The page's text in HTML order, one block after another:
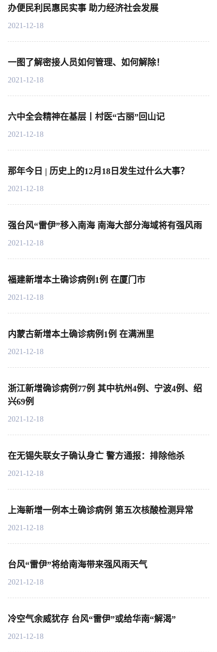
办便民利民惠民实事 助力经济社会发展
2021-12-18
一图了解密接人员如何管理、如何解除！
2021-12-18
六中全会精神在基层丨村医“古丽”回山记
2021-12-18
那年今日 | 历史上的12月18日发生过什么大事？
2021-12-18
强台风“雷伊”移入南海 南海大部分海域将有强风雨
2021-12-18
福建新增本土确诊病例1例 在厦门市
2021-12-18
内蒙古新增本土确诊病例1例 在满洲里
2021-12-18
浙江新增确诊病例77例 其中杭州4例、宁波4例、绍
兴69例
2021-12-18
在无锡失联女子确认身亡 警方通报：排除他杀
2021-12-18
上海新增一例本土确诊病例 第五次核酸检测异常
2021-12-18
台风“雷伊”将给南海带来强风雨天气
2021-12-18
冷空气余威犹存 台风“雷伊”或给华南“解渴”
2021-12-18